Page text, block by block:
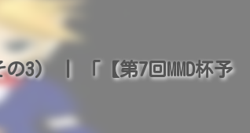
の3） | 「【第7回MMD杯予